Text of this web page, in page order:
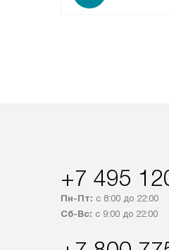
+7 495
Пн-Пт: с 8:00 до 22:00
Сб-Вс: с 9:00 до 22:00